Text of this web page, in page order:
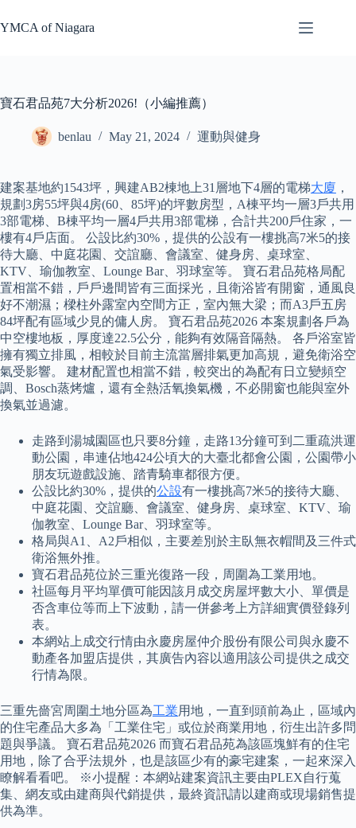
to
content
YMCA of Niagara
寶石君品苑7大分析2026!（小編推薦）
benlau May 21, 2024 運動與健身
建案基地約1543坪，興建AB2棟地上31層地下4層的電梯大廈 ，
規劃3房55坪與4房(60、85坪)的坪數房型，A棟平均一層3戶共用
3部電梯、B棟平均一層4戶共用3部電梯，合計共200戶住家，一
樓有4戶店面。 公設比約30%，提供的公設有一樓挑高7米5的接
待大廳、中庭花園、交誼廳、會議室、健身房、桌球室、
KTV、瑜伽教室、Lounge Bar、羽球室等。 寶石君品苑格局配
置相當不錯，戶戶邊間皆有三面採光，且衛浴皆有開窗，通風良
好不潮濕；樑柱外露室內空間方正，室內無大梁；而A3戶五房
84坪配有區域少見的傭人房。 寶石君品苑2026 本案規劃各戶為
中空樓地板，厚度達22.5公分，能夠有效隔音隔熱。 各戶浴室皆
擁有獨立排風，相較於目前主流當層排氣更加高規，避免衛浴空
氣受影響。 建材配置也相當不錯，較突出的為配有日立變頻空
調、Bosch蒸烤爐，還有全熱活氧換氣機，不必開窗也能與室外
換氣並過濾。
走路到湯城園區也只要8分鐘，走路13分鐘可到二重疏洪運
動公園，串連佔地424公頃大的大臺北都會公園，公園帶小
朋友玩遊戲設施、踏青騎車都很方便。
公設比約30%，提供的公設有一樓挑高7米5的接待大廳、
中庭花園、交誼廳、會議室、健身房、桌球室、KTV、瑜
伽教室、Lounge Bar、羽球室等。
格局與A1、A2戶相似，主要差別於主臥無衣帽間及三件式
衛浴無外推。
寶石君品苑位於三重光復路一段，周圍為工業用地。
社區每月平均單價可能因該月成交房屋坪數大小、單價是
否含車位等而上下波動，請一併參考上方詳細實價登錄列
表。
本網站上成交行情由永慶房屋仲介股份有限公司與永慶不
動產各加盟店提供，其廣告內容以適用該公司提供之成交
行情為限。
三重先嗇宮周圍土地分區為工業用地，一直到頭前為止，區域內
的住宅產品大多為「工業住宅」或位於商業用地，衍生出許多問
題與爭議。 寶石君品苑2026 而寶石君品苑為該區塊鮮有的住宅
用地，除了合乎法規外，也是該區少有的豪宅建案，一起來深入
瞭解看看吧。 ※小提醒：本網站建案資訊主要由PLEX自行蒐
集、網友或由建商與代銷提供，最終資訊請以建商或現場銷售提
供為準。